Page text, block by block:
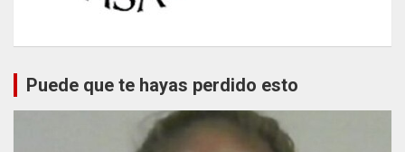
Puede que te hayas perdido esto